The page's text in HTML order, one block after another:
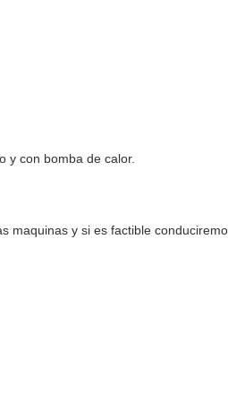
y con bomba de calor.
maquinas y si es factible